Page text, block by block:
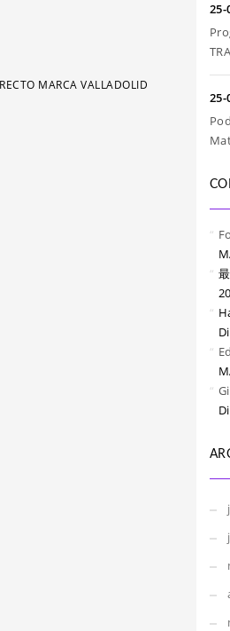
MARCA VALLADOLID